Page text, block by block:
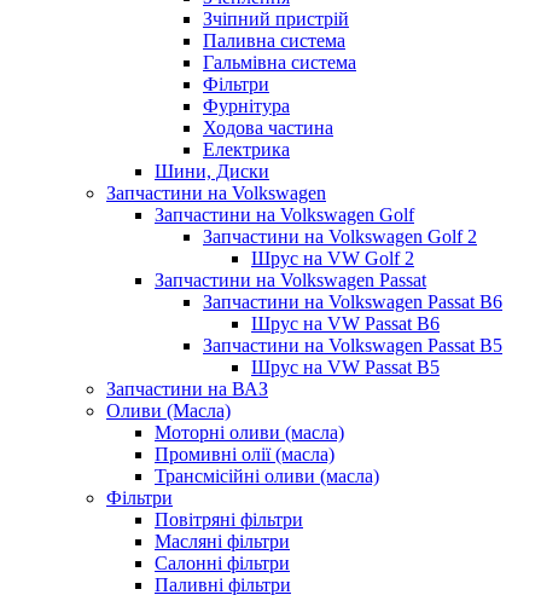
Зчіпний пристрій
Паливна система
Гальмівна система
Фільтри
Фурнітура
Ходова частина
Електрика
Шини, Диски
Запчастини на Volkswagen
Запчастини на Volkswagen Golf
Запчастини на Volkswagen Golf 2
Шрус на VW Golf 2
Запчастини на Volkswagen Passat
Запчастини на Volkswagen Passat B6
Шрус на VW Passat B6
Запчастини на Volkswagen Passat B5
Шрус на VW Passat B5
Запчастини на ВАЗ
Оливи (Масла)
Моторні оливи (масла)
Промивні олії (масла)
Трансмісійні оливи (масла)
Фільтри
Повітряні фільтри
Масляні фільтри
Салонні фільтри
Паливні фільтри